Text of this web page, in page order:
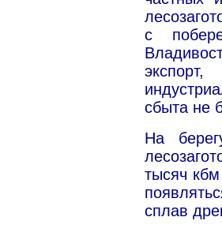
с
сбыта не
На
тысяч
сплав